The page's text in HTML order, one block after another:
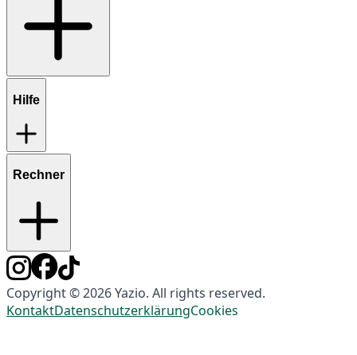
Hilfe
Rechner
Copyright © 2026 Yazio. All rights reserved.
KontaktDatenschutzerklärungCookies